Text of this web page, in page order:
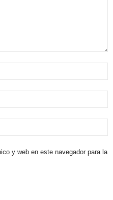
y web en este navegador para la